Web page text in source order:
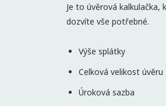
Je to úvěrová kalkulačka,
dozvíte vše potřebné.
Výše splátky
Celková velikost úvěru
Úroková sazba